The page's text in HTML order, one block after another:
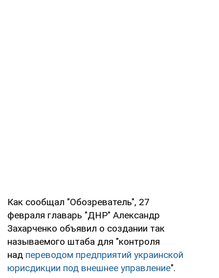
Как сообщал "Обозреватель", 27
февраля главарь "ДНР" Александр
Захарченко объявил о создании так
называемого штаба для "контроля
над переводом предприятий украинской
юрисдикции под внешнее управление".